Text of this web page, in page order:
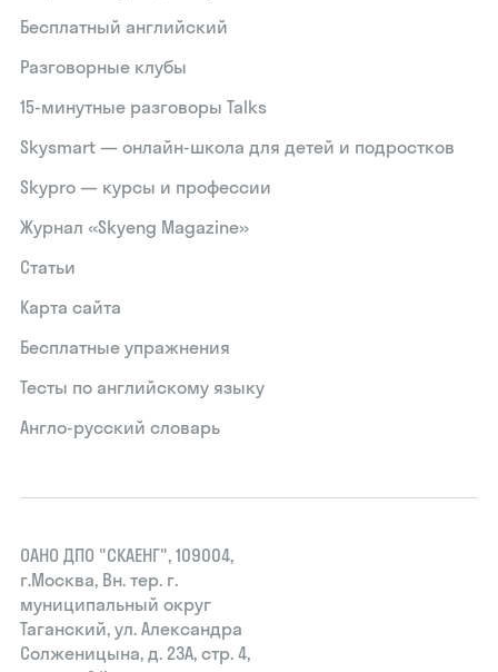
Бесплатный английский
Разговорные клубы
15‑минутные разговоры Talks
Skysmart — онлайн-школа для детей и подростков
Skypro — курсы и профессии
Журнал «Skyeng Magazine»
Статьи
Карта сайта
Бесплатные упражнения
Тесты по английскому языку
Англо-русский словарь
ОАНО ДПО "СКАЕНГ", 109004,
г.Москва, Вн. тер. г.
муниципальный округ
Таганский, ул. Александра
Солженицына, д. 23А, стр. 4,